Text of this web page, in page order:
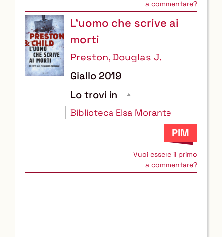
a commentare?
L'uomo che scrive ai
morti
Preston, Douglas J.
Giallo 2019
Lo trovi in
Biblioteca Elsa Morante
Vuoi essere il primo
a commentare?